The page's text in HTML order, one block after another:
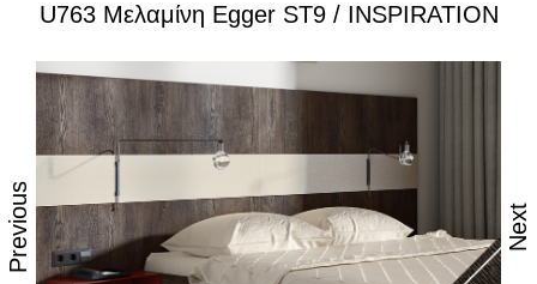
Ιδιότητες:
– Εξαιρετική επιφάνεια, αναβαθμισμένες φινιτούρες
– Ανθεκτικότητα στη θερμότητα και τον ατμό
– Υψηλές αντοχές στη καθημερινή φθορά από τριβή,
– Δυνατότητα εύκολου καθημερινού καθαρισμού
– Επιφάνεια απόλυτα υγιεινή
U763 Μελαμίνη Egger ST9 / INSPIRATION
Previous Next